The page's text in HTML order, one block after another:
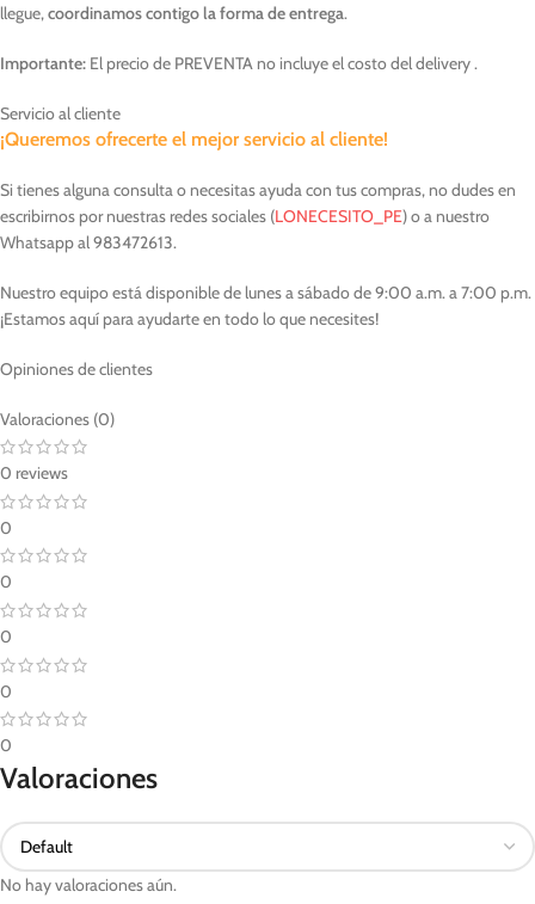
llegue,coordinamos contigo la forma de entrega.
Importante: El precio de PREVENTA no incluye el costo del delivery .
Servicio al cliente
¡Queremos ofrecerte el mejor servicio al cliente!
Si tienes alguna consulta o necesitas ayuda con tus compras, no dudes en
escribirnos por nuestras redes sociales (LONECESITO_PE) o a nuestro
Whatsapp al 983472613.
Nuestro equipo está disponible de lunes a sábado de 9:00 a.m. a 7:00 p.m.
¡Estamos aquí para ayudarte en todo lo que necesites!
Opiniones de clientes
Valoraciones (0)
0 reviews
0
0
0
0
0
Valoraciones
No hay valoraciones aún.